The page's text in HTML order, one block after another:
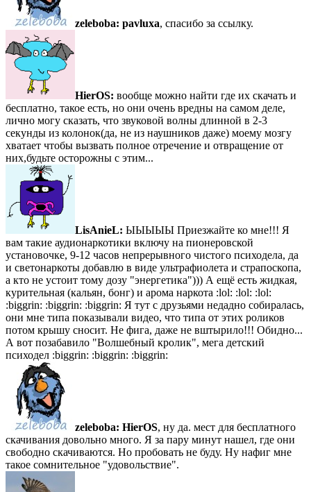
zeleboba: pavluxa, спасибо за ссылку.
HierOS: вообще можно найти где их скачать и
бесплатно, такое есть, но они очень вредны на самом деле,
лично могу сказать, что звуковой волны длинной в 2-3
секунды из колонок(да, не из наушников даже) моему мозгу
хватает чтобы вызвать полное отречение и отвращение от
них,будьте осторожны с этим...
LisAnieL: ЫЫЫЫЫ Приезжайте ко мне!!! Я
вам такие аудионаркотики включу на пионеровской
установочке, 9-12 часов непрерывного чистого психодела, да
и светонаркоты добавлю в виде ультрафиолета и страпоскопа,
а кто не устоит тому дозу "энергетика"))) А ещё есть жидкая,
курительная (кальян, бонг) и арома наркота :lol: :lol: :lol:
:biggrin: :biggrin: :biggrin: Я тут с друзьями недадно собиралась,
они мне типа показывали видео, что типа от этих роликов
потом крышу сносит. Не фига, даже не вштырило!!! Обидно...
А вот позабавило "Волшебный кролик", мега детский
психодел :biggrin: :biggrin: :biggrin:
zeleboba: HierOS, ну да. мест для бесплатного
скачивания довольно много. Я за пару минут нашел, где они
свободно скачиваются. Но пробовать не буду. Ну нафиг мне
такое сомнительное "удовольствие".